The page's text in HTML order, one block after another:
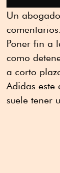
Un
comentarios.
Poner fin a
como
a corto
Adidas
suele tener